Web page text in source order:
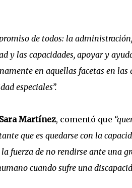
de todos: la
y las capacidades, apoyar y
en aquellas facetas en
especiales”.
Sara Martínez, comentó que
que es quedarse con la
la fuerza de no rendirse ante una
cuando sufre una